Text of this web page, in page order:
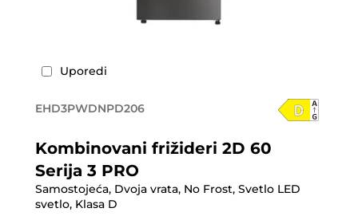
Uporedi
EHD3PWDNPD206
Kombinovani frižideri 2D 60
Serija 3 PRO
Samostojeća, Dvoja vrata, No Frost, Svetlo LED
svetlo, Klasa D